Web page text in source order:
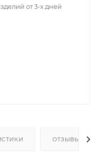
от 3-х дней
ОТЗЫВЫ